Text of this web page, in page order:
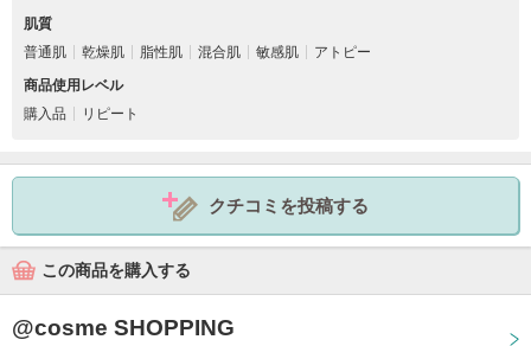
肌質
普通肌
乾燥肌 脂性肌 混合肌 敏感肌
アトピー
商品使用レベル
購入品
リピート
クチコミを投稿する
この商品を購入する
@cosme SHOPPING